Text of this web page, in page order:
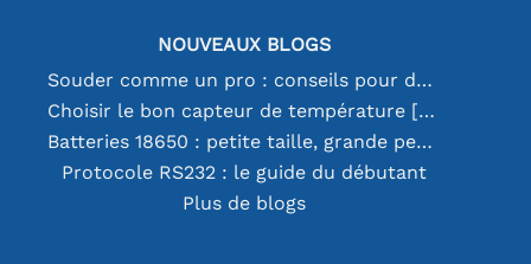
NOUVEAUX BLOGS
Souder comme un pro : conseils pour des connexions électroniques parfaites
Choisir le bon capteur de température [youtube]
Batteries 18650 : petite taille, grande performance
Protocole RS232 : le guide du débutant
Plus de blogs